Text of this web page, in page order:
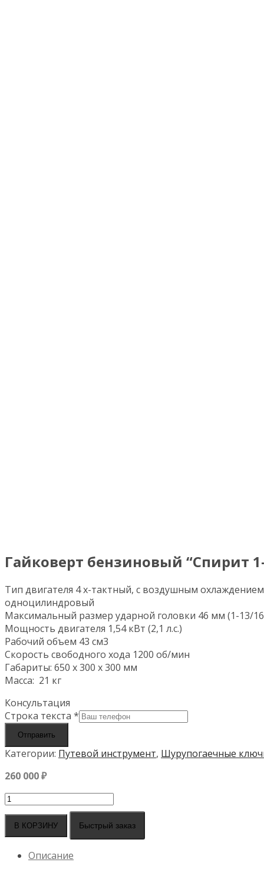
Гайковерт бензиновый “Спирит
Тип двигателя 4 х-тактный, с воздушным
одноцилиндровый
Максимальный размер ударной головки 46 мм (1-13/
Мощность двигателя 1,54 кВт (2,1 л.с.)
Рабочий объем 43 см3
Скорость свободного хода 1200 об/мин
Габариты: 650 х 300 х 300 мм
Масса: 21 кг
Консультация
Строка текста *
Отправить
Категории: Путевой инструмент, Шурупогаечные
260 000₽
Количество
Гайковерт
бензиновый
"Спирит
В КОРЗИНУ Быстрый заказ
Описание